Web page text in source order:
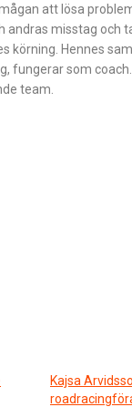
att lösa
andras misstag och
körning. Hennes
fungerar som
team.
Kajsa